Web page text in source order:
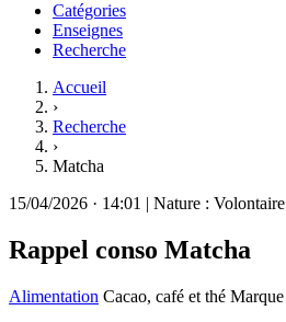
Catégories
Enseignes
Recherche
Accueil
›
Recherche
›
Matcha
15/04/2026 · 14:01 | Nature :
Rappel conso Matcha
Alimentation Cacao, café et thé Marque